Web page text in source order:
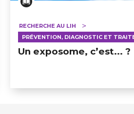
RECHERCHE AU LIH
PRÉVENTION, DIAGNOSTIC ET
Un exposome, c’est... ?